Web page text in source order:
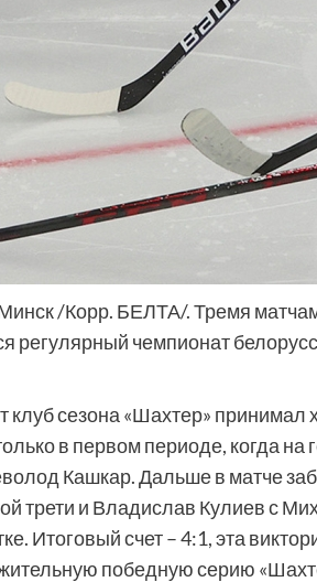
/Корр. БЕЛТА/. Тремя
регулярный чемпионат
сезона «Шахтер» принимал
в первом периоде, когда на
Кашкар. Дальше в матче
трети и Владислав Кулиев с
Итоговый счет – 4:1, эта
победную серию